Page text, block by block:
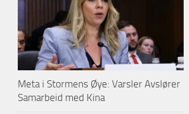
Meta i Stormens Øye: Varsler Avslører
Samarbeid med Kina